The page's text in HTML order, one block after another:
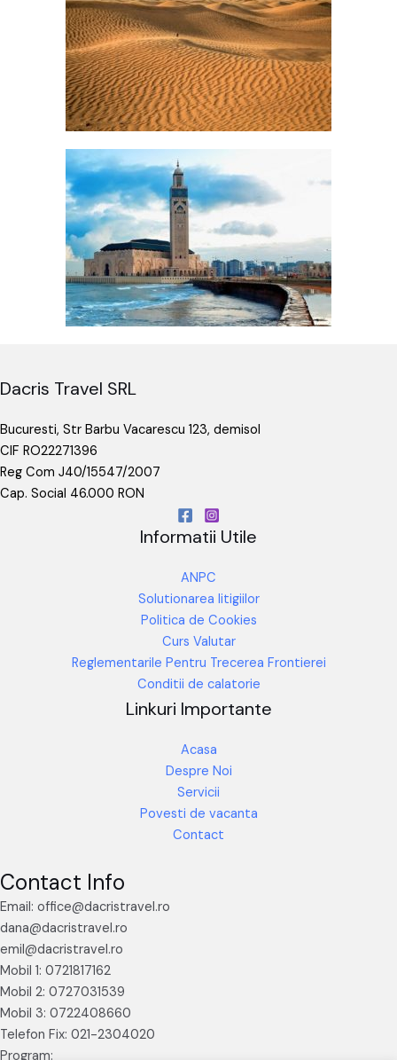
Dacris Travel SRL
Bucuresti, Str Barbu Vacarescu 123, demisol
CIF RO22271396
Reg Com J40/15547/2007
Cap. Social 46.000 RON
Informatii Utile
ANPC
Solutionarea litigiilor
Politica de Cookies
Curs Valutar
Reglementarile Pentru Trecerea Frontierei
Conditii de calatorie
Linkuri Importante
Acasa
Despre Noi
Servicii
Povesti de vacanta
Contact
Contact Info
Email: office@dacristravel.ro
dana@dacristravel.ro
emil@dacristravel.ro
Mobil 1: 0721817162
Mobil 2: 0727031539
Mobil 3: 0722408660
Telefon Fix: 021-2304020
Program: